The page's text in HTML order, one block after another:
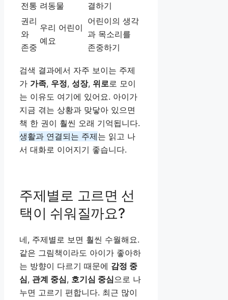
전통 려동물
결하기
권리
와
존중
우리 어린이
예요
어린이의 생각
과 목소리를
존중하기
검색 결과에서 자주 보이는 주제
가 가족, 우정, 성장, 위로로 모이
는 이유도 여기에 있어요. 아이가
지금 겪는 상황과 맞닿아 있으면
책 한 권이 훨씬 오래 기억됩니다.
생활과 연결되는 주제는 읽고 나
서 대화로 이어지기 좋습니다.
주제별로 고르면 선
택이 쉬워질까요?
네, 주제별로 보면 훨씬 수월해요.
같은 그림책이라도 아이가 좋아하
는 방향이 다르기 때문에 감정 중
심, 관계 중심, 호기심 중심으로 나
누면 고르기 편합니다. 최근 많이